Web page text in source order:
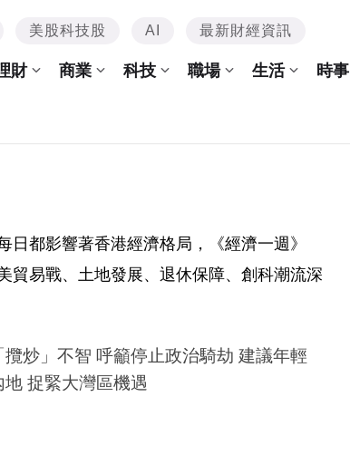
美股科技股 AI 最新財經資訊
財 商業 科技 職場 生活 時事
都影響著香港經濟格局，《經濟一週》
貿易戰、土地發展、退休保障、創科潮流深
攬炒」不智 呼籲停止政治騎劫 建議年輕
地 捉緊大灣區機遇